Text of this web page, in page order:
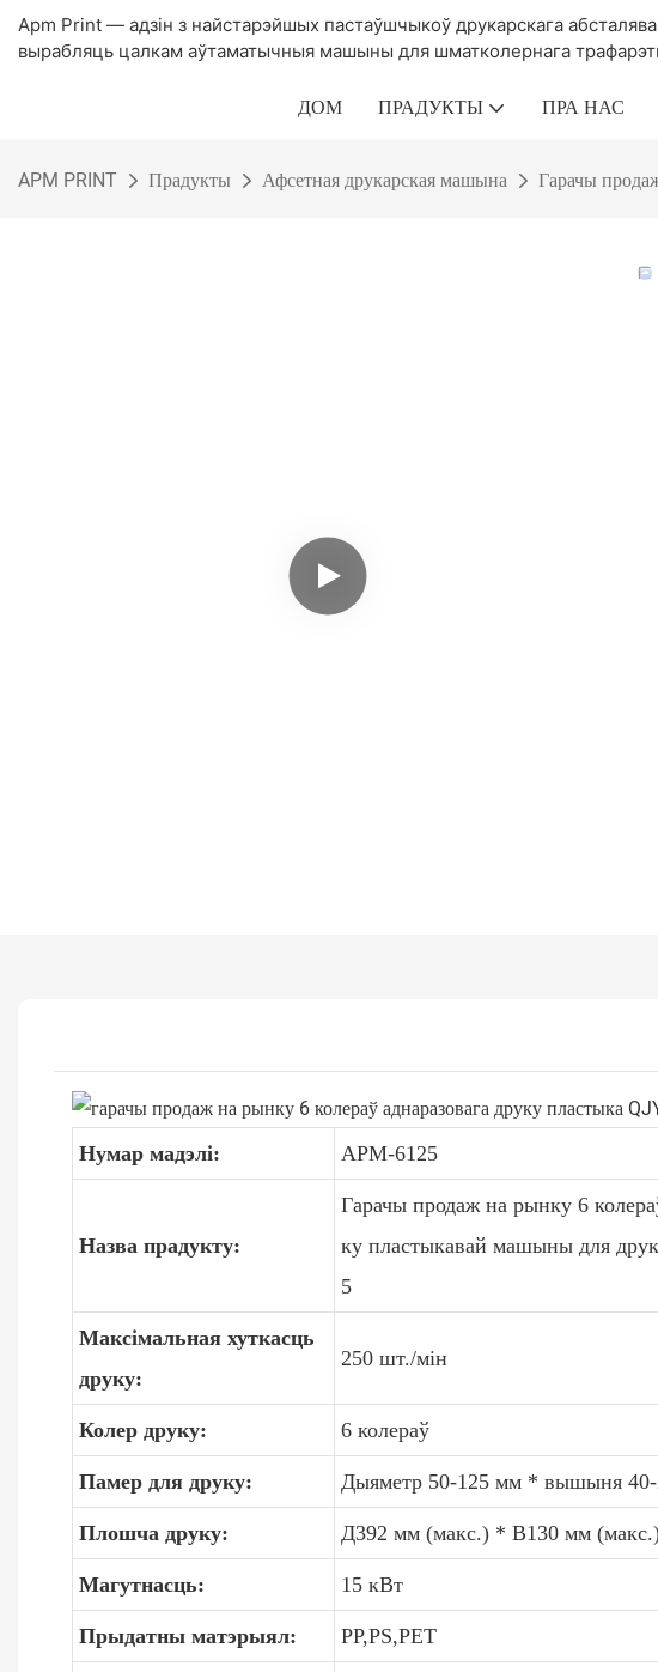
Apm Print — адзін з найстарэйшых пастаўшчыкоў друкарскага
вырабляць цалкам аўтаматычныя машыны для шматколернага
ДОМ ПРАДУКТЫ ПРА НАС
APM PRINT Прадукты Афсетная друкарская машына Гарачы
Нумар мадэлі: APM-6125
Назва прадукту:
Гарачы продаж на рынку 6
ку пластыкавай машыны для
5
Максімальная хуткасць
друку:
250 шт./мін
Колер друку: 6 колераў
Памер для друку: Дыяметр 50-125 мм * вышыня
Плошча друку: Д392 мм (макс.) * В130 мм
Магутнасць: 15 кВт
Прыдатны матэрыял: PP,PS,PET